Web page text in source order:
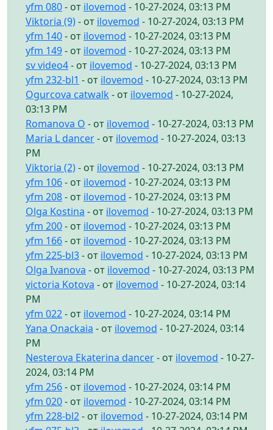
yfm 080- от ilovemod - 10-27-2024, 03:13 PM
Viktoria (9)- от ilovemod - 10-27-2024, 03:13 PM
yfm 140- от ilovemod - 10-27-2024, 03:13 PM
yfm 149- от ilovemod - 10-27-2024, 03:13 PM
sv video4- от ilovemod - 10-27-2024, 03:13 PM
yfm 232-bl1 - от ilovemod - 10-27-2024, 03:13 PM
Ogurcova catwalk - от ilovemod - 10-27-2024,
03:13 PM
Romanova O - от ilovemod - 10-27-2024, 03:13 PM
Maria L dancer- от ilovemod - 10-27-2024, 03:13
PM
Viktoria (2)- от ilovemod - 10-27-2024, 03:13 PM
yfm 106- от ilovemod - 10-27-2024, 03:13 PM
yfm 208- от ilovemod - 10-27-2024, 03:13 PM
Olga Kostina - от ilovemod - 10-27-2024, 03:13 PM
yfm 200- от ilovemod - 10-27-2024, 03:13 PM
yfm 166- от ilovemod - 10-27-2024, 03:13 PM
yfm 225-bl3- от ilovemod - 10-27-2024, 03:13 PM
Olga Ivanova - от ilovemod - 10-27-2024, 03:13 PM
victoria Kotova - от ilovemod - 10-27-2024, 03:14
PM
yfm 022- от ilovemod - 10-27-2024, 03:14 PM
Yana Onackaia - от ilovemod - 10-27-2024, 03:14
PM
Nesterova Ekaterina dancer- от ilovemod - 10-27-
2024, 03:14 PM
yfm 256- от ilovemod - 10-27-2024, 03:14 PM
yfm 020- от ilovemod - 10-27-2024, 03:14 PM
yfm 228-bl2- от ilovemod - 10-27-2024, 03:14 PM